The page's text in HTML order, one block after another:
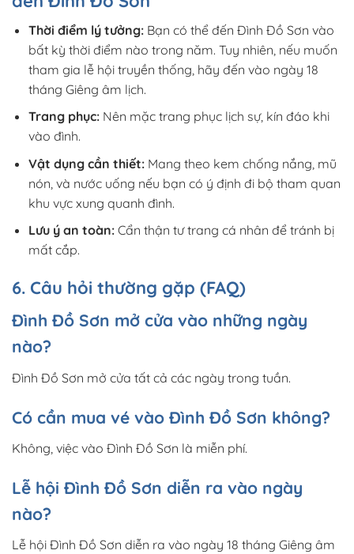
Thời điểm lý tưởng:Bạn có thể đến Đình Đồ Sơn vào
bất kỳ thời điểm nào trong năm. Tuy nhiên, nếu muốn
tham gia lễ hội truyền thống, hãy đến vào ngày 18
tháng Giêng âm lịch.
Trang phục:Nên mặc trang phục lịch sự, kín đáo khi
vào đình.
Vật dụng cần thiết:Mang theo kem chống nắng, mũ
nón, và nước uống nếu bạn có ý định đi bộ tham quan
khu vực xung quanh đình.
Lưu ý an toàn:Cẩn thận tư trang cá nhân để tránh bị
mất cắp.
6. Câu hỏi thường gặp (FAQ)
Đình Đồ Sơn mở cửa vào những ngày
nào?
Đình Đồ Sơn mở cửa tất cả các ngày trong tuần.
Có cần mua vé vào Đình Đồ Sơn không?
Không, việc vào Đình Đồ Sơn là miễn phí.
Lễ hội Đình Đồ Sơn diễn ra vào ngày
nào?
Lễ hội Đình Đồ Sơn diễn ra vào ngày 18 tháng Giêng âm